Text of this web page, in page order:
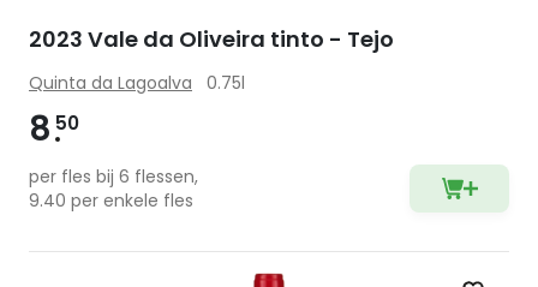
2023 Vale da Oliveira tinto - Tejo
Quinta da Lagoalva 0.75l
8 50
per fles bij 6 flessen,
9.40 per enkele fles